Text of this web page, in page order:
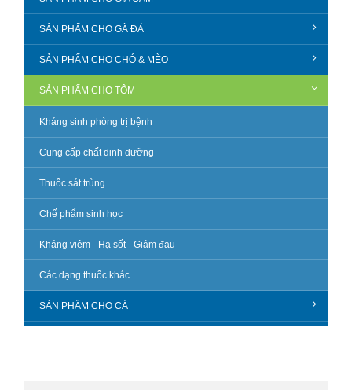
SẢN PHẨM CHO GÀ ĐÁ
SẢN PHẨM CHO CHÓ & MÈO
SẢN PHẨM CHO TÔM
Kháng sinh phòng trị bệnh
Cung cấp chất dinh dưỡng
Thuốc sát trùng
Chế phẩm sinh học
Kháng viêm - Hạ sốt - Giảm đau
Các dạng thuốc khác
SẢN PHẨM CHO CÁ